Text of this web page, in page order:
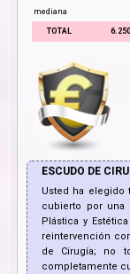
mediana
TOTAL
ESCUDO DE
Usted ha elegido
cubierto por una
Plástica y
reintervención
de Cirugía; no
completamente